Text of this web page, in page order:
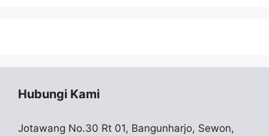
Hubungi Kami
Jotawang No.30 Rt 01, Bangunharjo, Sewon,